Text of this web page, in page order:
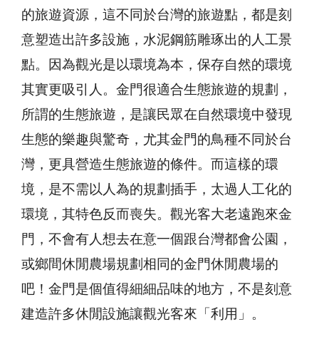
的旅遊資源，這不同於台灣的旅遊點，都是刻
意塑造出許多設施，水泥鋼筋雕琢出的人工景
點。因為觀光是以環境為本，保存自然的環境
其實更吸引人。金門很適合生態旅遊的規劃，
所謂的生態旅遊，是讓民眾在自然環境中發現
生態的樂趣與驚奇，尤其金門的鳥種不同於台
灣，更具營造生態旅遊的條件。而這樣的環
境，是不需以人為的規劃插手，太過人工化的
環境，其特色反而喪失。觀光客大老遠跑來金
門，不會有人想去在意一個跟台灣都會公園，
或鄉間休閒農場規劃相同的金門休閒農場的
吧！金門是個值得細細品味的地方，不是刻意
建造許多休閒設施讓觀光客來「利用」。